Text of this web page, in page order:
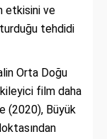
etkisini ve
tehdidi
Orta Doğu
film daha
(2020), Büyük